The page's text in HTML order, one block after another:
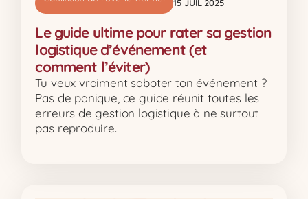
15 JUIL 2025
Le guide ultime pour rater sa gestion
logistique d’événement (et
comment l’éviter)
Tu veux vraiment saboter ton événement ?
Pas de panique, ce guide réunit toutes les
erreurs de gestion logistique à ne surtout
pas reproduire.